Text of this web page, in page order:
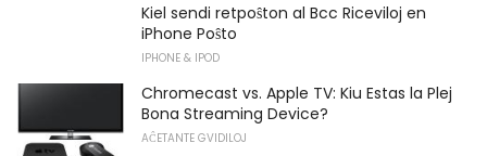
Kiel sendi retpoŝton al Bcc Riceviloj en
iPhone Poŝto
IPHONE & IPOD
Chromecast vs. Apple TV: Kiu Estas la Plej
Bona Streaming Device?
AĈETANTE GVIDILOJ